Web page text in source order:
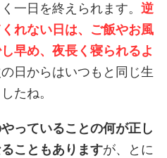
一日を終えられます。 逆
れない日は、ご飯やお風
早め、夜長く寝られるよ
日からはいつもと同じ生
たね。
っていることの何が正し
こともありますが、とに